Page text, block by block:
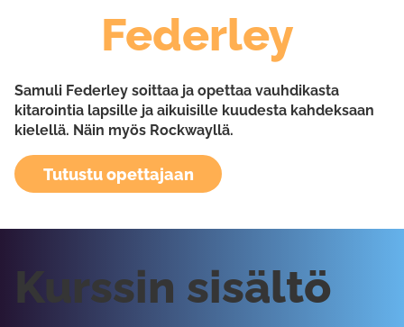
Federley
Samuli Federley soittaa ja opettaa vauhdikasta
kitarointia lapsille ja aikuisille kuudesta kahdeksaan
kielellä. Näin myös Rockwayllä.
Tutustu opettajaan
Kurssin sisältö